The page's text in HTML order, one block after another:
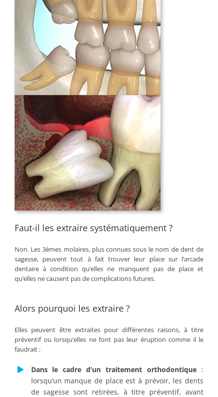
Faut-il les extraire systématiquement ?
Non. Les 3èmes molaires, plus connues sous le nom de dent de
sagesse, peuvent tout à fait trouver leur place sur l’arcade
dentaire à condition qu’elles ne manquent pas de place et
qu’elles ne causent pas de complications futures.
Alors pourquoi les extraire ?
Elles peuvent être extraites pour différentes raisons, à titre
préventif ou lorsqu’elles ne font pas leur éruption comme il le
faudrait :
Dans le cadre d’un traitement orthodontique :
lorsqu’un manque de place est à prévoir, les dents
de sagesse sont retirées, à titre préventif, avant